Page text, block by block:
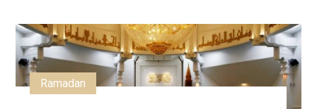
Ramadan